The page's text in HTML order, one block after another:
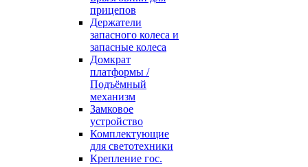
прицепов
Держатели
запасного колеса и
запасные колеса
Домкрат
платформы /
Подъёмный
механизм
Замковое
устройство
Комплектующие
для светотехники
Крепление гос.